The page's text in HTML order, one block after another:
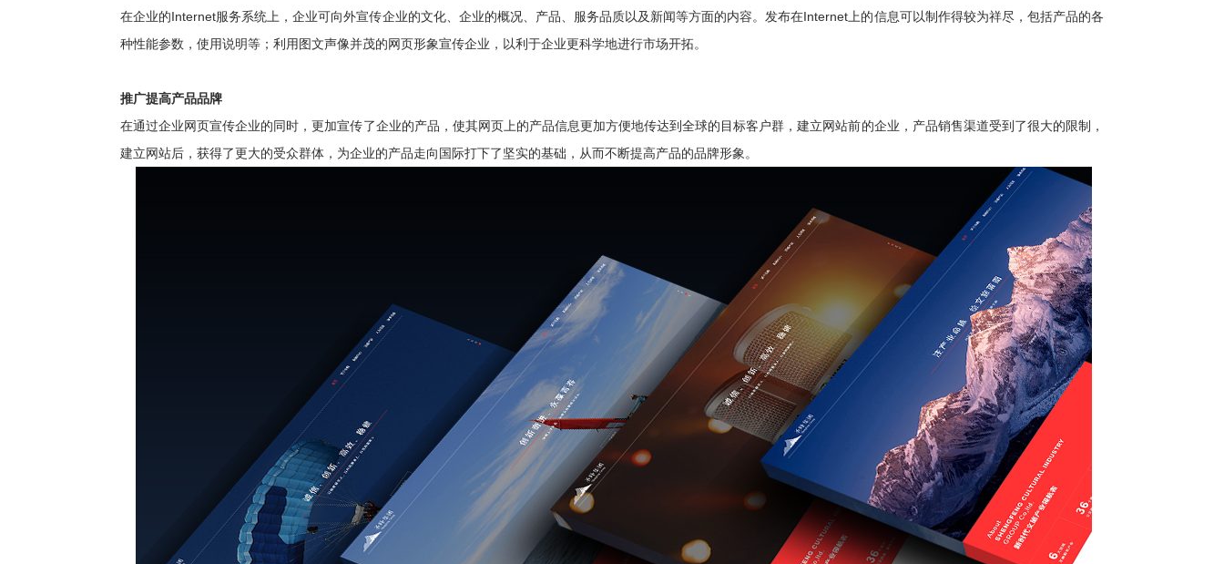
在企业的Internet服务系统上，企业可向外宣传企业的文化、企业的概况、产品、服务品质以及新闻等方面的内容。发布在Internet上的信息可以制作得较为祥尽，包括产品的各
种性能参数，使用说明等；利用图文声像并茂的网页形象宣传企业，以利于企业更科学地进行市场开拓。
推广提高产品品牌
在通过企业网页宣传企业的同时，更加宣传了企业的产品，使其网页上的产品信息更加方便地传达到全球的目标客户群，建立网站前的企业，产品销售渠道受到了很大的限制，
建立网站后，获得了更大的受众群体，为企业的产品走向国际打下了坚实的基础，从而不断提高产品的品牌形象。